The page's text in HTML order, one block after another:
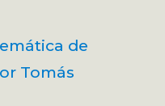
de
Tomás